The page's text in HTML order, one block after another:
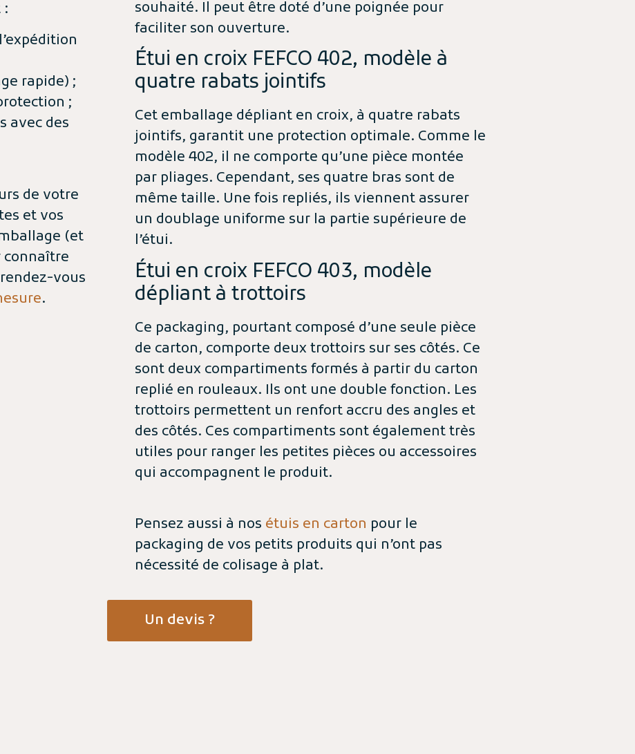
:
rapide) ;
;
avec des
de votre
et vos
(et
connaître
vous
.
souhaité. Il peut être doté d’une poignée pour
faciliter son ouverture.
Étui en croix FEFCO 402, modèle à
quatre rabats jointifs
Cet emballage dépliant en croix, à quatre rabats
jointifs, garantit une protection optimale. Comme le
modèle 402, il ne comporte qu’une pièce montée
par pliages. Cependant, ses quatre bras sont de
même taille. Une fois repliés, ils viennent assurer
un doublage uniforme sur la partie supérieure de
l’étui.
Étui en croix FEFCO 403, modèle
dépliant à trottoirs
Ce packaging, pourtant composé d’une seule pièce
de carton, comporte deux trottoirs sur ses côtés. Ce
sont deux compartiments formés à partir du carton
replié en rouleaux. Ils ont une double fonction. Les
trottoirs permettent un renfort accru des angles et
des côtés. Ces compartiments sont également très
utiles pour ranger les petites pièces ou accessoires
qui accompagnent le produit.
Pensez aussi à nos étuis en carton pour le
packaging de vos petits produits qui n’ont pas
nécessité de colisage à plat.
Un devis ?